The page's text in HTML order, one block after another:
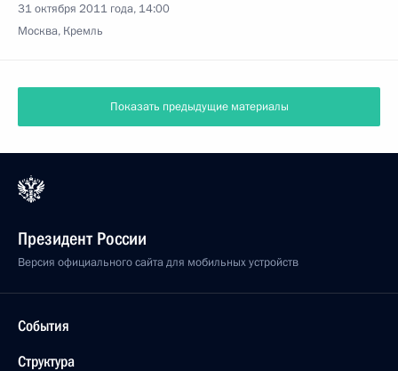
31 октября 2011 года, 14:00
Москва, Кремль
Показать предыдущие материалы
Президент России
Версия официального сайта для мобильных устройств
События
Структура